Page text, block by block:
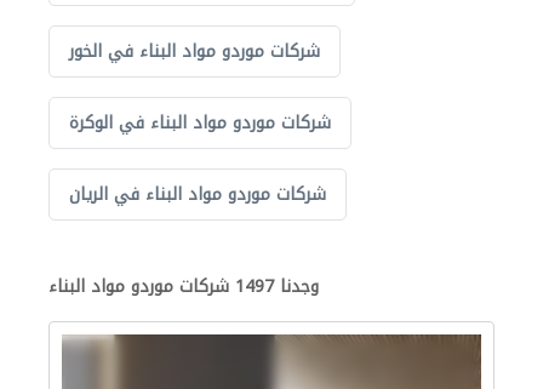
شركات موردو مواد البناء في الخور
شركات موردو مواد البناء في الوكرة
شركات موردو مواد البناء في الريان
وجدنا 1497 شركات موردو مواد البناء